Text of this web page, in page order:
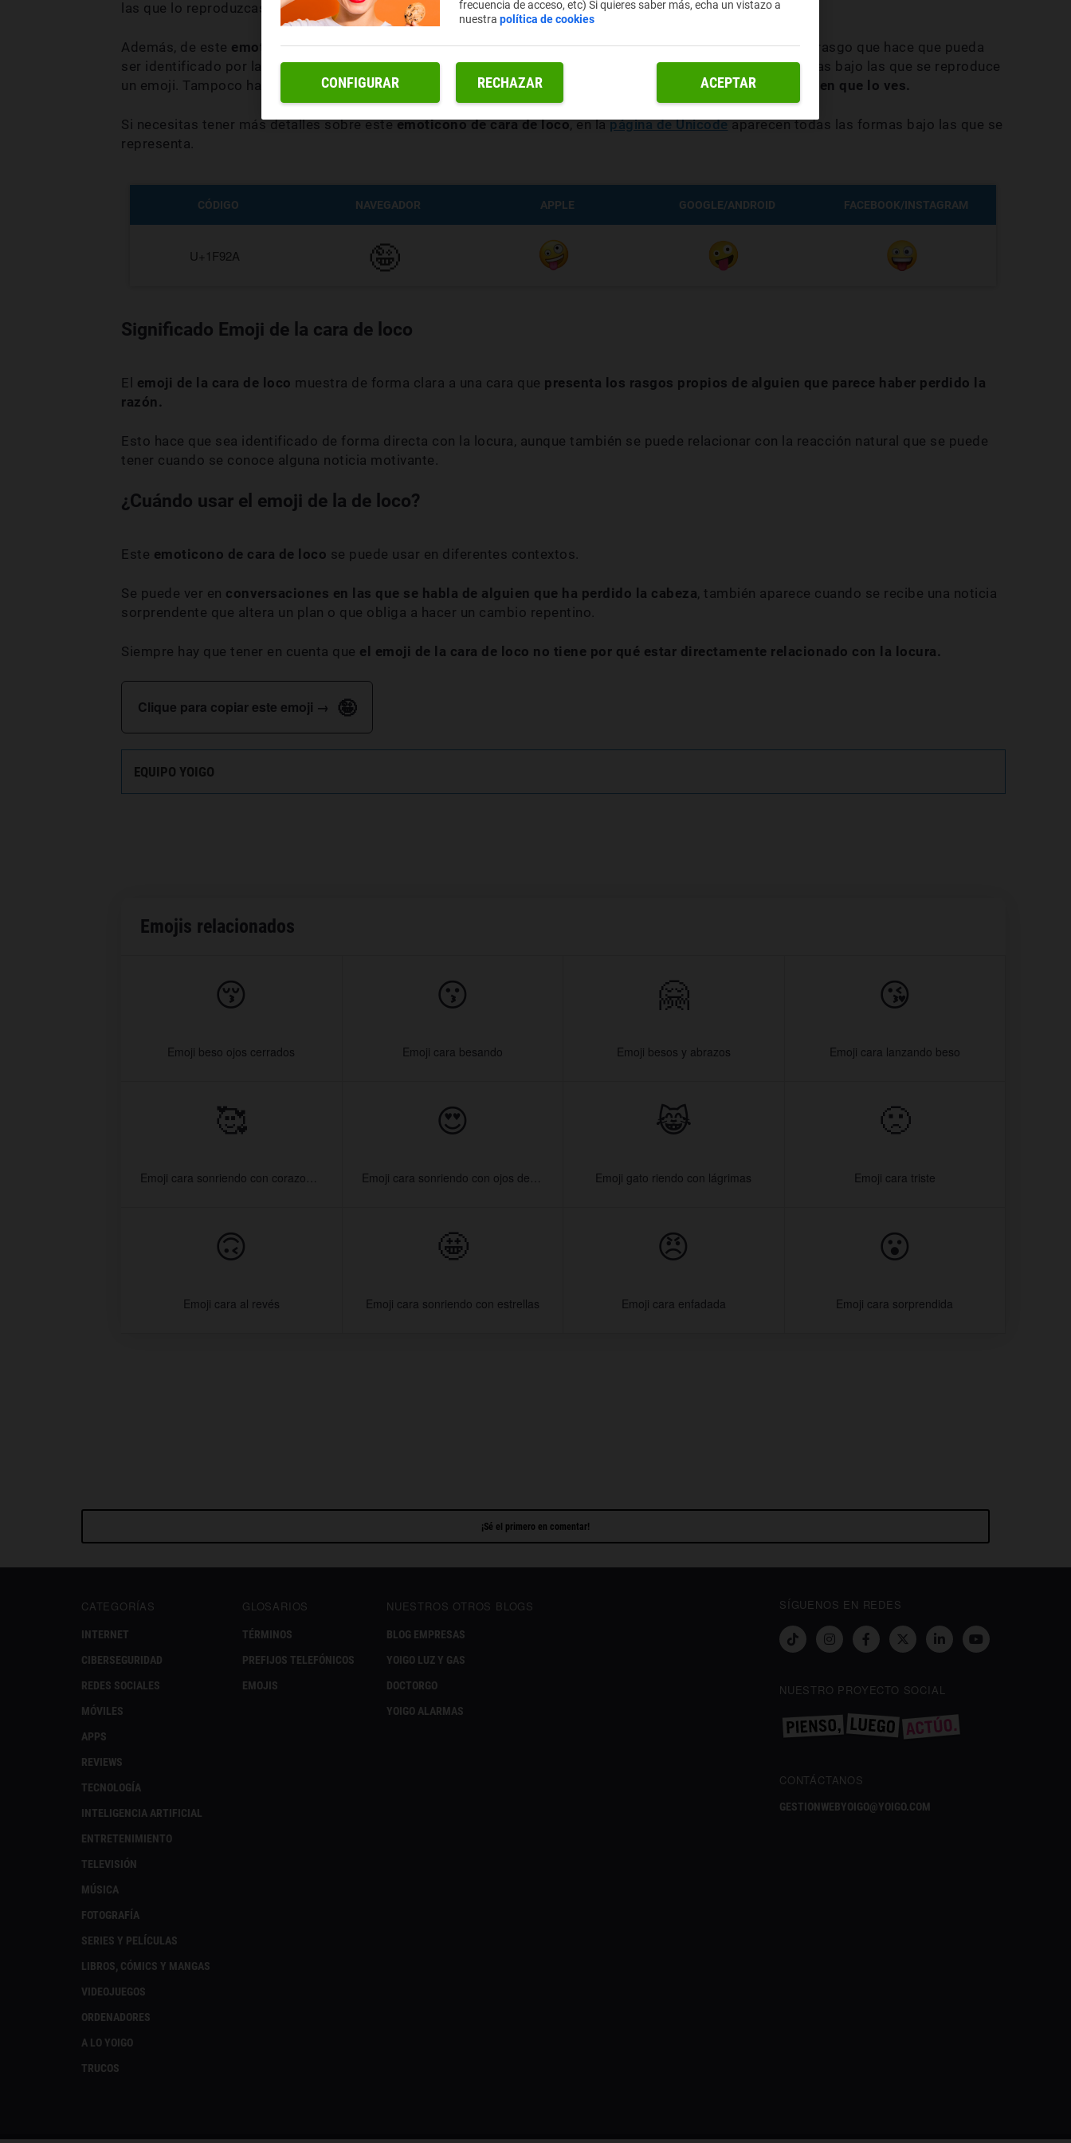
las que lo reproduzcas y el dispositivo que tengas también influyen.
Además, de este emoticono de cara de locopodemos destacar queestá codificado en Unicodey ese es un rasgo que hace que pueda
ser identificado por las computadoras. Seguidamente, aparece una tabla que refleja la gran variedad de formas bajo las que se reproduce
un emoji. Tampoco hay que olvidar queel navegador y el sistema operativo que tengas influyen en el modo en que lo ves.
Si necesitas tener más detalles sobre esteemoticono de cara de loco, en lapágina de Unicodeaparecen todas las formas bajo las que se
representa.
CÓDIGO NAVEGADOR APPLE GOOGLE/ANDROID FACEBOOK/INSTAGRAM
U+1F92A 🤪
Significado Emoji de la cara de loco
El emoji de la cara de loco muestra de forma clara a una cara que presenta los rasgos propios de alguien que parece haber perdido la
razón.
Esto hace que sea identificado de forma directa con la locura, aunque también se puede relacionar con la reacción natural que se puede
tener cuando se conoce alguna noticia motivante.
¿Cuándo usar el emoji de la de loco?
Este emoticono de cara de loco se puede usar en diferentes contextos.
Se puede ver en conversaciones en las que se habla de alguien que ha perdido la cabeza, también aparece cuando se recibe una noticia
sorprendente que altera un plan o que obliga a hacer un cambio repentino.
Siempre hay que tener en cuenta que el emoji de la cara de loco no tiene por qué estar directamente relacionado con la locura.
Clique para copiar este emoji → 🤪
EQUIPO YOIGO
Emojis relacionados
😚
Emoji beso ojos cerrados
😗
Emoji cara besando
🤗
Emoji besos y abrazos
😘
Emoji cara lanzando beso
🥰
Emoji cara sonriendo con corazones
😍
Emoji cara sonriendo con ojos de corazón
😹
Emoji gato riendo con lágrimas
🙁
Emoji cara triste
🙃
Emoji cara al revés
🤩
Emoji cara sonriendo con estrellas
😠
Emoji cara enfadada
😮
Emoji cara sorprendida
¡Sé el primero en comentar!
CATEGORÍAS
INTERNET
CIBERSEGURIDAD
REDES SOCIALES
MÓVILES
APPS
REVIEWS
TECNOLOGÍA
INTELIGENCIA ARTIFICIAL
ENTRETENIMIENTO
TELEVISIÓN
MÚSICA
FOTOGRAFÍA
SERIES Y PELÍCULAS
LIBROS, CÓMICS Y MANGAS
VIDEOJUEGOS
ORDENADORES
A LO YOIGO
TRUCOS
GLOSARIOS
TÉRMINOS
PREFIJOS TELEFÓNICOS
EMOJIS
NUESTROS OTROS BLOGS
BLOG EMPRESAS
YOIGO LUZ Y GAS
DOCTORGO
YOIGO ALARMAS
SÍGUENOS EN REDES
NUESTRO PROYECTO SOCIAL
CONTÁCTANOS
GESTIONWEBYOIGO@YOIGO.COM
frecuencia de acceso, etc) Si quieres saber más, echa un vistazo a
nuestrapolítica de cookies
RECHAZAR ACEPTAR
CONFIGURAR
Solo necesitas una cuenta de Google